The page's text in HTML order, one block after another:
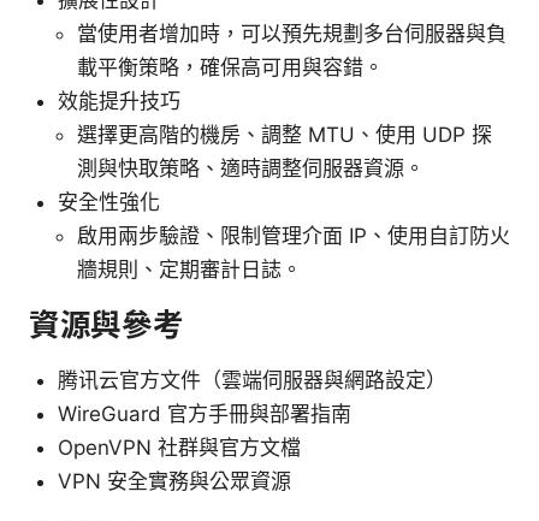
當使用者增加時，可以預先規劃多台伺服器與負
載平衡策略，確保高可用與容錯。
效能提升技巧
選擇更高階的機房、調整 MTU、使用 UDP 探
測與快取策略、適時調整伺服器資源。
安全性強化
啟用兩步驗證、限制管理介面 IP、使用自訂防火
牆規則、定期審計日誌。
資源與參考
腾讯云官方文件（雲端伺服器與網路設定）
WireGuard 官方手冊與部署指南
OpenVPN 社群與官方文檔
VPN 安全實務與公眾資源